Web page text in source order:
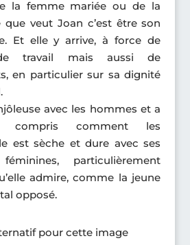
la femme mariée ou de la
que veut Joan c’est être son
Et elle y arrive, à force de
travail mais aussi de
en particulier sur sa dignité
avec les hommes et a
compris comment les
est sèche et dure avec ses
particulièrement
admire, comme la jeune
opposé.